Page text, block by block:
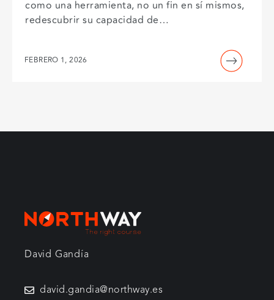
especie en peligro de extinción y que si no
entrenan ciertas capacidades las maquinas los